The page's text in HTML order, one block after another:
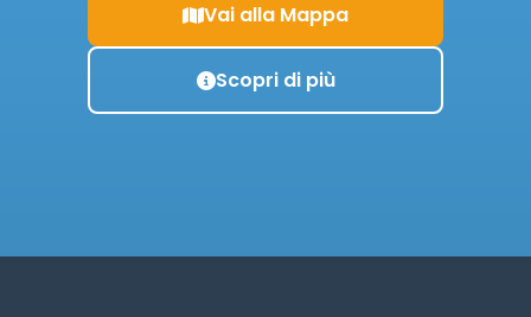
Vai alla Mappa
Scopri di più